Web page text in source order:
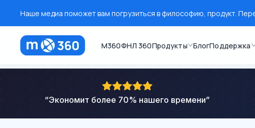
Наше медиа поможет вам погрузиться в философию, продукт.
M360ФНЛ 360Продукты БлогПоддержка
“Экономит более 70% нашего времени”